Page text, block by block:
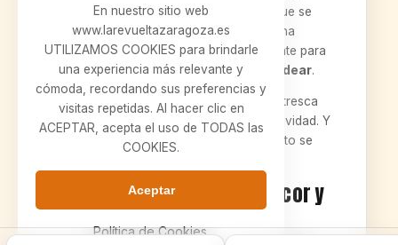
del atún. Aporta una grasa elegante que se
mezcla con el tomate y el aceite de una
forma que no falla. No es un ingrediente para
“llenar”. Es un ingrediente para
redondear.
Además, con tomate y cebolla, la ventresca
hace un combo clásico: frescor + suavidad. Y
cuando entra la oliva negra, el conjunto se
Cebolla de Fuentes: frescor y
dulzor (sin agresividad)
En nuestro sitio web
www.larevueltazaragoza.es
UTILIZAMOS COOKIES para brindarle
una experiencia más relevante y
cómoda, recordando sus preferencias y
visitas repetidas. Al hacer clic en
ACEPTAR, acepta el uso de TODAS las
COOKIES.
Aceptar
Política de Cookies.